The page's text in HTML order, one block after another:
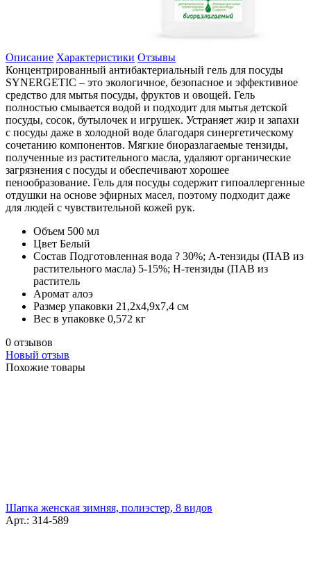
Описание Характеристики Отзывы
Концентрированный антибактериальный гель для посуды
SYNERGETIC – это экологичное, безопасное и эффективное
средство для мытья посуды, фруктов и овощей. Гель
полностью смывается водой и подходит для мытья детской
посуды, сосок, бутылочек и игрушек. Устраняет жир и запахи
с посуды даже в холодной воде благодаря синергетическому
сочетанию компонентов. Мягкие биоразлагаемые тензиды,
полученные из растительного масла, удаляют органические
загрязнения с посуды и обеспечивают хорошее
пенообразование. Гель для посуды содержит гипоаллергенные
отдушки на основе эфирных масел, поэтому подходит даже
для людей с чувствительной кожей рук.
Объем 500 мл
Цвет Белый
Состав Подготовленная вода ? 30%; А-тензиды (ПАВ из
растительного масла) 5-15%; Н-тензиды (ПАВ из
раститель
Аромат алоэ
Размер упаковки 21,2х4,9х7,4 см
Вес в упаковке 0,572 кг
0 отзывов
Новый отзыв
Похожие товары
Шапка женская зимняя, полиэстер, 8 видов
Арт.: 314-589